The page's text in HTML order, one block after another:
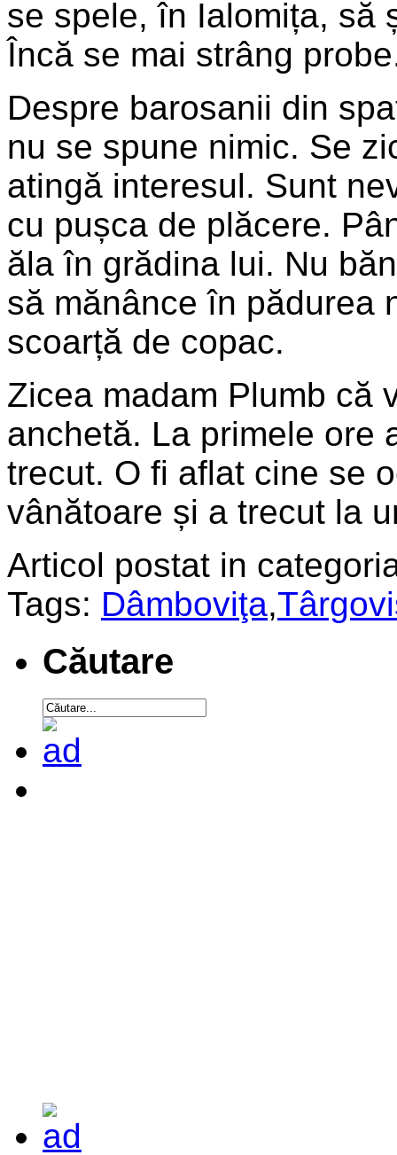
se spele, în Ialomița, să
Încă se mai strâng
Despre barosanii din
nu se spune nimic. Se
atingă interesul. Sunt
cu pușca de plăcere.
ăla în grădina lui. Nu
să mănânce în pădurea
scoarță de copac.
Zicea madam Plumb că
anchetă. La primele ore
trecut. O fi aflat cine se
vânătoare și a trecut la
Articol postat in
Tags: Dâmboviţa,
Căutare